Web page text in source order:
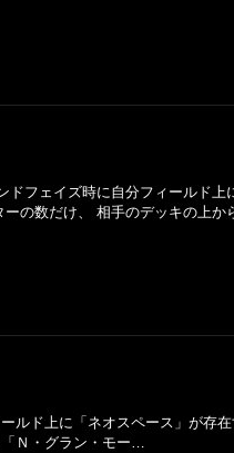
ドフェイズ時に自分フィールド上
の数だけ、 相手のデッキの上か
ルド上に「ネオスペース」が存在
Ｎ・グラン・モー…